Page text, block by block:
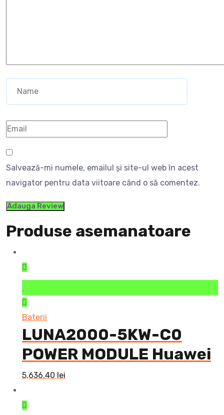
Salvează-mi numele, emailul și site-ul web în acest
navigator pentru data viitoare când o să comentez.
Produse asemanatoare
Baterii
LUNA2000-5KW-C0
POWER MODULE Huawei
5,636.40 lei